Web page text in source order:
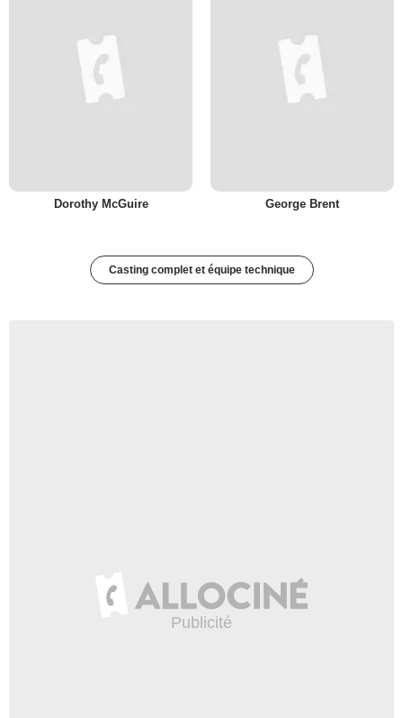
Dorothy McGuire George Brent
Casting complet et équipe technique